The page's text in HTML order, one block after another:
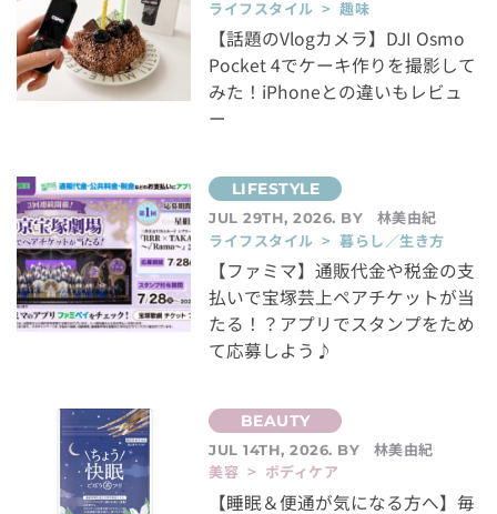
ライフスタイル > 趣味
【話題のVlogカメラ】DJI Osmo
Pocket 4でケーキ作りを撮影して
みた！iPhoneとの違いもレビュ
ー
JUL 29TH, 2026. BY
林美由紀
ライフスタイル > 暮らし／生き方
【ファミマ】通販代金や税金の支
払いで宝塚芸上ペアチケットが当
たる！？アプリでスタンプをため
て応募しよう♪
JUL 14TH, 2026. BY
林美由紀
美容 > ボディケア
【睡眠＆便通が気になる方へ】毎